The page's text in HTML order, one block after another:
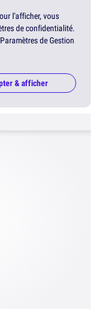
l'afficher, vous
de confidentialité.
de Gestion
& afficher